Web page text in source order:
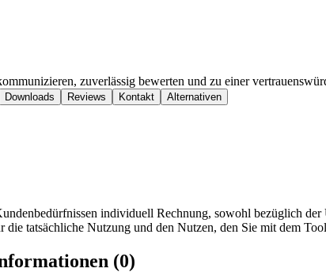
zuverlässig bewerten und zu einer
Downloads Reviews Kontakt Alternativen
individuell Rechnung, sowohl bezüglich
tatsächliche Nutzung und den Nutzen, den Sie mit dem
(0)